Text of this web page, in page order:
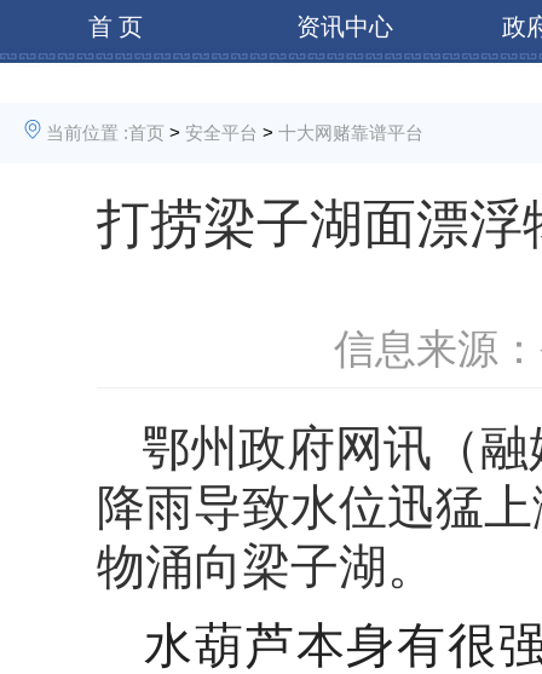
首 页 资讯中心 政
当前位置 :首页 > 安全平台 > 十大网赌靠谱平台
打捞梁子湖面漂
信息来源
鄂州政府网讯（融
降雨导致水位迅猛
物涌向梁子湖。
水葫芦本身有很